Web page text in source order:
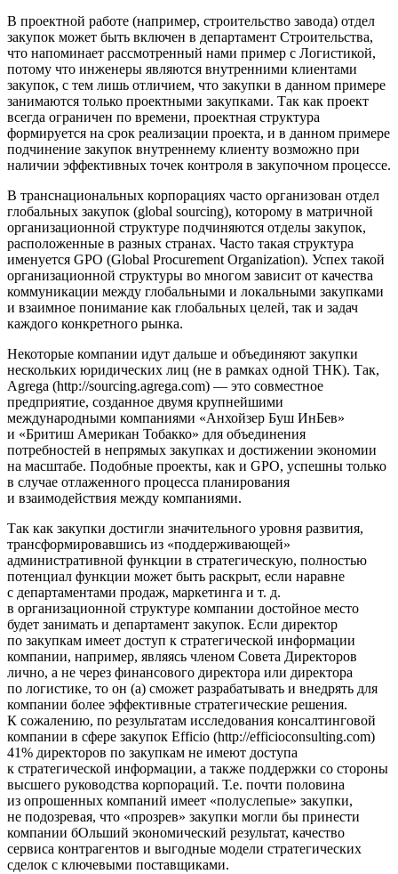
В проектной работе (например, строительство завода) отдел
закупок может быть включен в департамент Строительства,
что напоминает рассмотренный нами пример с Логистикой,
потому что инженеры являются внутренними клиентами
закупок, с тем лишь отличием, что закупки в данном примере
занимаются только проектными закупками. Так как проект
всегда ограничен по времени, проектная структура
формируется на срок реализации проекта, и в данном примере
подчинение закупок внутреннему клиенту возможно при
наличии эффективных точек контроля в закупочном процессе.
В транснациональных корпорациях часто организован отдел
глобальных закупок (global sourcing), которому в матричной
организационной структуре подчиняются отделы закупок,
расположенные в разных странах. Часто такая структура
именуется GPO (Global Procurement Organization). Успех такой
организационной структуры во многом зависит от качества
коммуникации между глобальными и локальными закупками
и взаимное понимание как глобальных целей, так и задач
каждого конкретного рынка.
Некоторые компании идут дальше и объединяют закупки
нескольких юридических лиц (не в рамках одной ТНК). Так,
Agrega (http://sourcing.agrega.com) — это совместное
предприятие, созданное двумя крупнейшими
международными компаниями «Анхойзер Буш ИнБев»
и «Бритиш Американ Тобакко» для объединения
потребностей в непрямых закупках и достижении экономии
на масштабе. Подобные проекты, как и GPO, успешны только
в случае отлаженного процесса планирования
и взаимодействия между компаниями.
Так как закупки достигли значительного уровня развития,
трансформировавшись из «поддерживающей»
административной функции в стратегическую, полностью
потенциал функции может быть раскрыт, если наравне
с департаментами продаж, маркетинга и т. д.
в организационной структуре компании достойное место
будет занимать и департамент закупок. Если директор
по закупкам имеет доступ к стратегической информации
компании, например, являясь членом Совета Директоров
лично, а не через финансового директора или директора
по логистике, то он (а) сможет разрабатывать и внедрять для
компании более эффективные стратегические решения.
К сожалению, по результатам исследования консалтинговой
компании в сфере закупок Efficio (http://efficioconsulting.com)
41% директоров по закупкам не имеют доступа
к стратегической информации, а также поддержки со стороны
высшего руководства корпораций. Т.е. почти половина
из опрошенных компаний имеет «полуслепые» закупки,
не подозревая, что «прозрев» закупки могли бы принести
компании бОльший экономический результат, качество
сервиса контрагентов и выгодные модели стратегических
сделок с ключевыми поставщиками.